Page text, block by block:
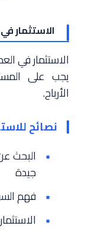
الاستثمار
الاستثمار في
يجب على
الأرباح.
نصائح
البحث
جيدة
فهم